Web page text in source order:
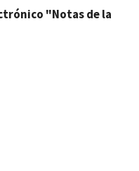
"Notas de la